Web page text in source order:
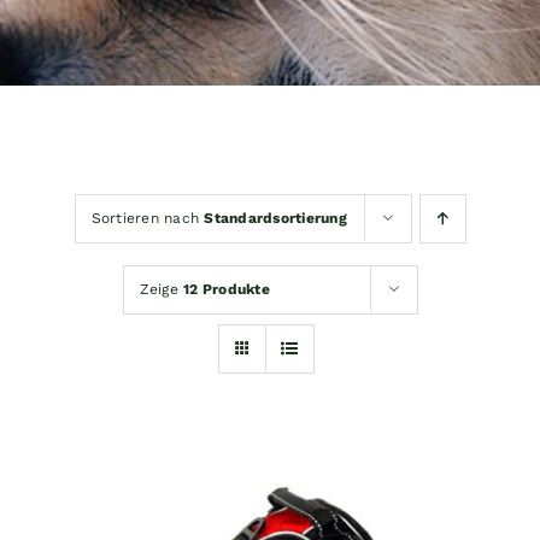
Sortieren nachStandardsortierung
Zeige12 Produkte